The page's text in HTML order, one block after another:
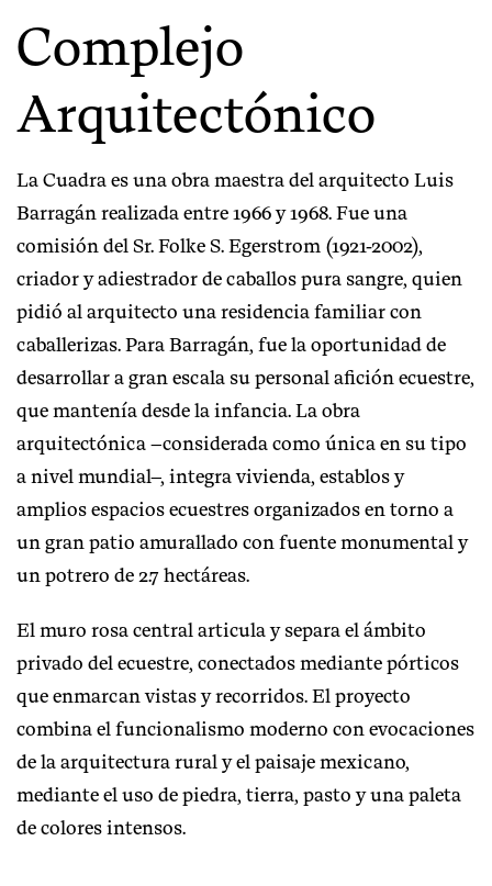
Complejo
Arquitectónico
La Cuadra es una obra maestra del arquitecto Luis
Barragán realizada entre 1966 y 1968. Fue una
comisión del Sr. Folke S. Egerstrom (1921-2002),
criador y adiestrador de caballos pura sangre, quien
pidió al arquitecto una residencia familiar con
caballerizas. Para Barragán, fue la oportunidad de
desarrollar a gran escala su personal afición ecuestre,
que mantenía desde la infancia. La obra
arquitectónica –considerada como única en su tipo
a nivel mundial–, integra vivienda, establos y
amplios espacios ecuestres organizados en torno a
un gran patio amurallado con fuente monumental y
un potrero de 2.7 hectáreas.
El muro rosa central articula y separa el ámbito
privado del ecuestre, conectados mediante pórticos
que enmarcan vistas y recorridos. El proyecto
combina el funcionalismo moderno con evocaciones
de la arquitectura rural y el paisaje mexicano,
mediante el uso de piedra, tierra, pasto y una paleta
de colores intensos.